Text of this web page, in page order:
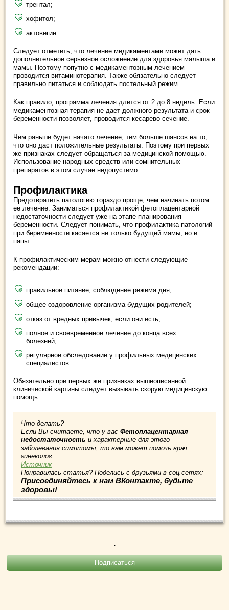
трентал;
хофитол;
актовегин.
Следует отметить, что лечение медикаментами может дать
дополнительное серьезное осложнение для здоровья малыша и
мамы. Поэтому попутно с медикаментозным лечением
проводится витаминотерапия. Также обязательно следует
правильно питаться и соблюдать постельный режим.
Как правило, программа лечения длится от 2 до 8 недель. Если
медикаментозная терапия не дает должного результата и срок
беременности позволяет, проводится кесарево сечение.
Чем раньше будет начато лечение, тем больше шансов на то,
что оно даст положительные результаты. Поэтому при первых
же признаках следует обращаться за медицинской помощью.
Использование народных средств или сомнительных
препаратов в этом случае недопустимо.
Профилактика
Предотвратить патологию гораздо проще, чем начинать потом
ее лечение. Заниматься профилактикой фетоплацентарной
недостаточности следует уже на этапе планирования
беременности. Следует понимать, что профилактика патологий
при беременности касается не только будущей мамы, но и
папы.
К профилактическим мерам можно отнести следующие
рекомендации:
правильное питание, соблюдение режима дня;
общее оздоровление организма будущих родителей;
отказ от вредных привычек, если они есть;
полное и своевременное лечение до конца всех
болезней;
регулярное обследование у профильных медицинских
специалистов.
Обязательно при первых же признаках вышеописанной
клинической картины следует вызывать скорую медицинскую
помощь.
Что делать?
Если Вы считаете, что у вас Фетоплацентарная
недостаточность и характерные для этого
заболевания симптомы, то вам может помочь врач
гинеколог.
Источник
Понравилась статья? Поделись с друзьями в соц.сетях:
Присоединяйтесь к нам ВКонтакте, будьте
здоровы!
.